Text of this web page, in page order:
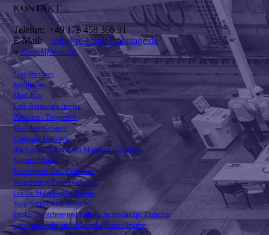
KONTAKT
Telefon: +49 176 458 360 91
E-Mail:info@rc-handel-montage.de
»Kontaktformular
Containerhaus
Stahlhallen
Modulbau
Café-Restaurant-Imbiss
Plattform - Treppenlift
Modulare Gebäude
Container Einheiten
Rig Camps & Anhänger Montierte Container
Notunterkünfte
Konvertierte Iso - Container
Vorgefertigte Paneel Gebäude
Leichte Stahlrahmengebäude
Vorgefertigte Stahlgebäude
Explosionssichere und ballistische beständige Einheiten
Umspannwerke und elektrische Kontrollräume